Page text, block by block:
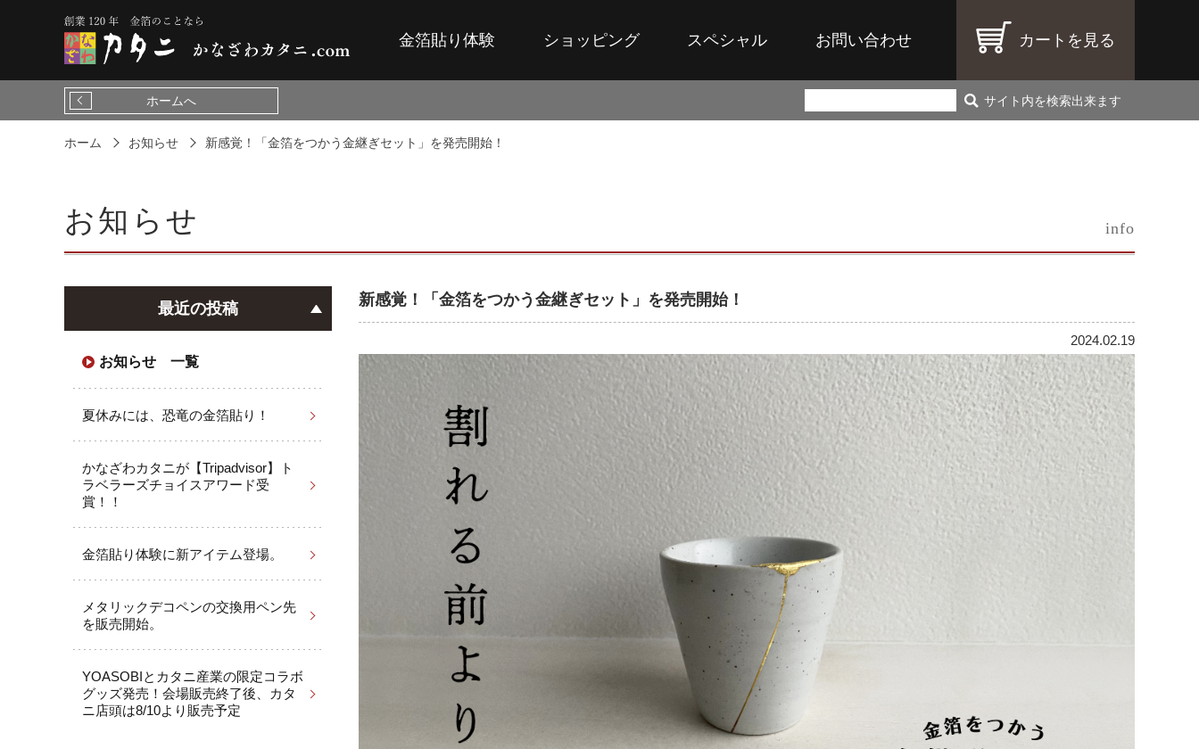
金箔貼り体験 ショッピング スペシャル お問い合わせ カートを見る
ホームへ サイト内を検索出来ます
ホーム お知らせ 新感覚！「金箔をつかう金継ぎセット」を発売開始！
お知らせ info
最近の投稿
お知らせ 一覧
夏休みには、恐竜の金箔貼り！
かなざわカタニが【Tripadvisor】ト
ラベラーズチョイスアワード受
賞！！
金箔貼り体験に新アイテム登場。
メタリックデコペンの交換用ペン先
を販売開始。
YOASOBIとカタニ産業の限定コラボ
グッズ発売！会場販売終了後、カタ
ニ店頭は8/10より販売予定
新感覚！「金箔をつかう金継ぎセット」を発売開始！
2024.02.19